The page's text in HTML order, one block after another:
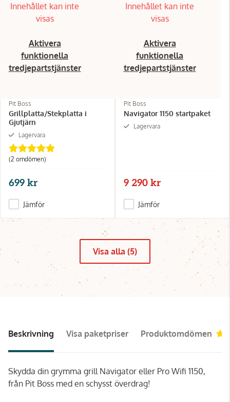
Innehållet kan inte
visas
Aktivera
funktionella
tredjepartstjänster
Pit Boss
Grillplatta/Stekplatta i
Gjutjärn
Lagervara
(2 omdömen)
699 kr
Jämför
Innehållet kan inte
visas
Aktivera
funktionella
tredjepartstjänster
Pit Boss
Navigator 1150 startpaket
Lagervara
9 290 kr
Jämför
Visa alla (5)
Beskrivning Visa paketpriser Produktomdömen
Skydda din grymma grill Navigator eller Pro Wifi 1150,
från Pit Boss med en schysst överdrag!